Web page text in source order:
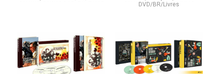
DVD/BR/Livres